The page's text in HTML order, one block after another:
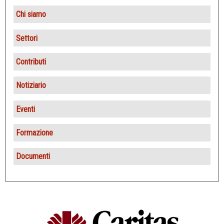
Chi siamo
Presentazione
Statuto
Direttivo
Consulta
Promozione Caritas
Promozione Umana
Settori
Locanda del Buon Samaritano
Caritas parrocchiali
Centri di ascolto e servizi
Osservatorio
Contributi
Fondi caritativi 8×1000
Offerte
Altri contributi
Notiziario
Eventi
Giornata mondiale dei poveri
Avvento di Fraternità
Formazione
Attività
Documenti
Caritas Italiana